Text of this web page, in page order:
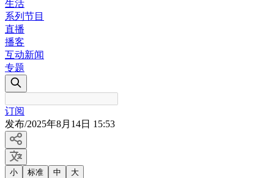
生活
系列节目
直播
播客
互动新闻
专题
订阅
发布/2025年8月14日 15:53
小 标准 中 大